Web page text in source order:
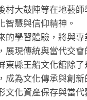
村大鼓陣等在地藝
智慧與信仰精神。
學習體驗，將與專
現傳統與當代交會
縣王船文化館除了
成為文化傳承與創
文化資產保存與當